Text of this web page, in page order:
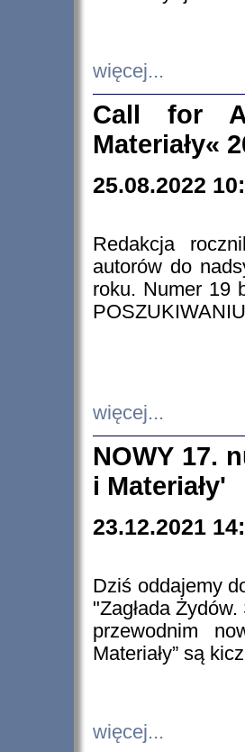
więcej...
Call for
Materiały«
25.08.2022
Redakcja
autorów do
roku. Numer 19
więcej...
NOWY 17.
i Materiały'
23.12.2021
Dziś oddajemy
"Zagłada
przewodnim
Materiały” są
więcej...